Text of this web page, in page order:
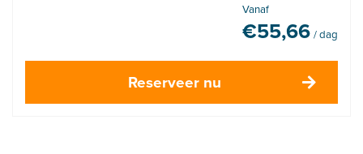
Vanaf
€55,66 / dag
Reserveer nu